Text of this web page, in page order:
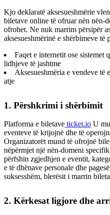
Kjo deklaratë aksesueshmërie
biletave online të ofruar nën nën-
ofrohet. Ne nuk marrim përsipër
aksesueshmërinë e shërbimeve të
Faqet e internetit ose sistemet
lidhjeve të jashtme
Aksesueshmëria e vendeve të
atje
1. Përshkrimi i shërbimit
Platforma e biletave ticket.io U
eventeve të krijojnë dhe të
Organizatorët mund të ofrojnë
nëpërmjet një nën-domeni
përfshin zgjedhjen e eventit,
e të dhënave personale dhe
suksesshëm, blerësit i marrin
2. Kërkesat ligjore dhe